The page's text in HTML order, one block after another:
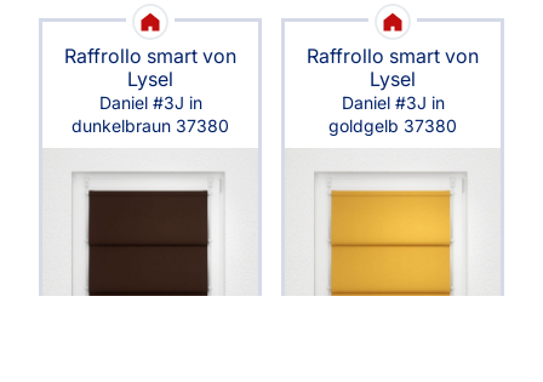
Raffrollo smart von
Lysel
Daniel #3J in
dunkelbraun 37380
Raffrollo smart von
Lysel
Daniel #3J in
goldgelb 37380